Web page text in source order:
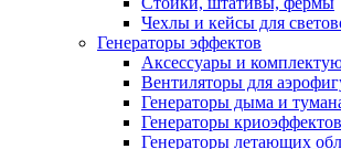
Чехлы и кейсы для
Генераторы эффектов
Аксессуары и
Вентиляторы для
Генераторы дыма и
Генераторы криоэффектов
Генераторы летающих